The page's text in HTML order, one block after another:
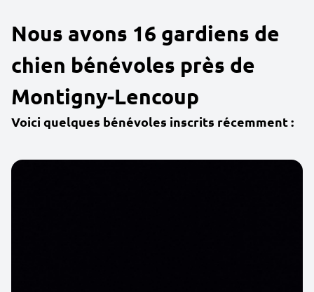
Nous avons 16 gardiens de
chien bénévoles près de
Montigny-Lencoup
Voici quelques bénévoles inscrits récemment :